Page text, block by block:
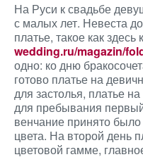
На Руси к свадьбе
с малых лет. Невеста
платье, такое как здесь
wedding.ru/magazin/
одно: ко дню
готово платье на
для застолья, платье
для пребывания
венчание принято было
цвета. На второй день
цветовой гамме,